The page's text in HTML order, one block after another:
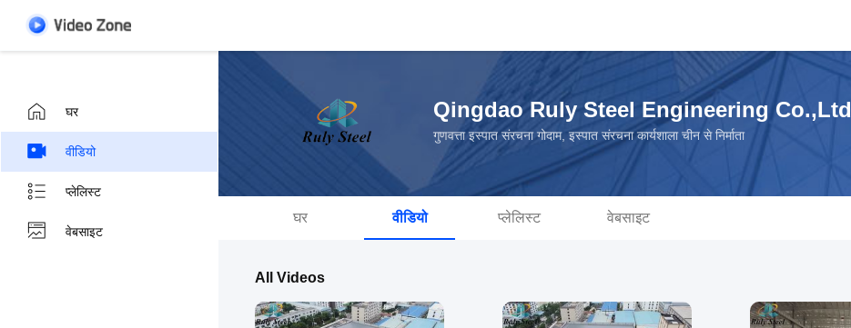
घर
वीडियो
प्लेलिस्ट
वेबसाइट
Qingdao Ruly Steel Engineering Co.,Ltd
गुणवत्ता इस्पात संरचना गोदाम, इस्पात संरचना कार्यशाला चीन से निर्माता
घर वीडियो प्लेलिस्ट वेबसाइट
All Videos